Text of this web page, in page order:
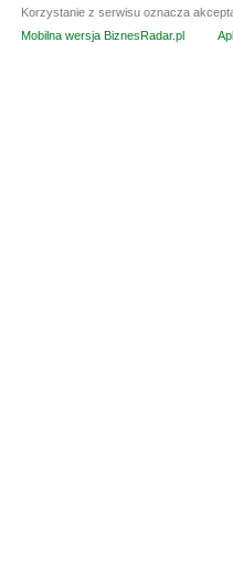
Korzystanie z serwisu oznacza
Mobilna wersja BiznesRadar.pl